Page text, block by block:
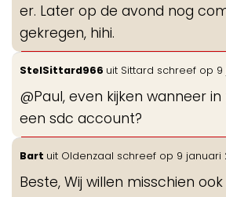
er. Later op de avond nog
gekregen, hihi.
StelSittard966 uit Sittard schreef op 9
@Paul, even kijken wanneer
een sdc account?
Bart uit Oldenzaal schreef op 9 januari
Beste, Wij willen misschien